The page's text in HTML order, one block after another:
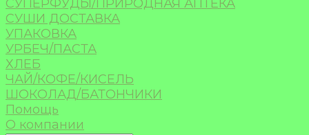
СУПЕРФУДЫ/ПРИРОДНАЯ АПТЕКА
СУШИ ДОСТАВКА
УПАКОВКА
УРБЕЧ/ПАСТА
ХЛЕБ
ЧАЙ/КОФЕ/КИСЕЛЬ
ШОКОЛАД/БАТОНЧИКИ
Помощь
О компании